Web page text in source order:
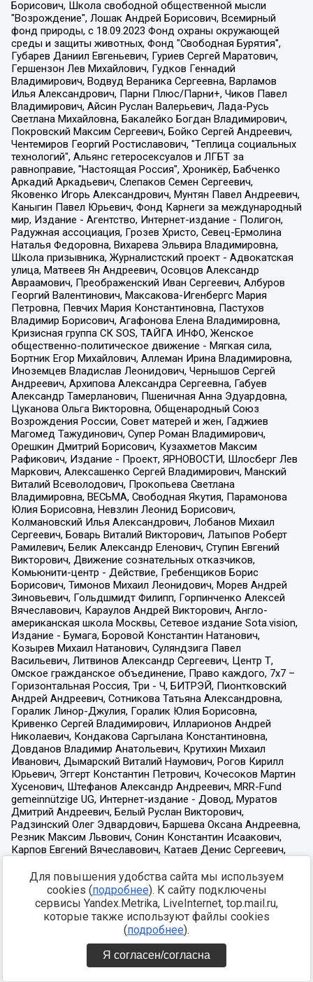
Для повышения удобства сайта мы используем
cookies (подробнее). К сайту подключены
сервисы Yandex.Metrika, LiveInternet, top.mail.ru,
которые также используют файлы cookies
(подробнее).
Я согласен/согласна